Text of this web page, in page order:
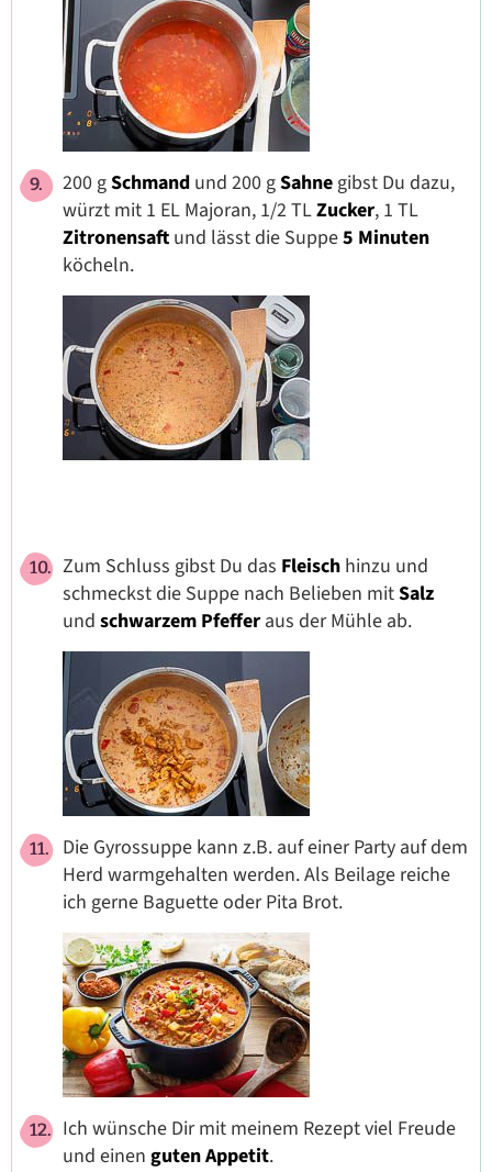
200 gSchmand und 200 gSahnegibst Du dazu,
würzt mit 1 EL Majoran, 1/2 TLZucker, 1 TL
Zitronensaft und lässt die Suppe5 Minuten
köcheln.
Zum Schluss gibst Du das Fleisch hinzu und
schmeckst die Suppe nach Belieben mitSalz
und schwarzem Pfeffer aus der Mühle ab.
Die Gyrossuppe kann z.B. auf einer Party auf dem
Herd warmgehalten werden. Als Beilage reiche
ich gerne Baguette oder Pita Brot.
Ich wünsche Dir mit meinem Rezept viel Freude
und einen guten Appetit.